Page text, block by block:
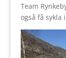
Team
også få sykla